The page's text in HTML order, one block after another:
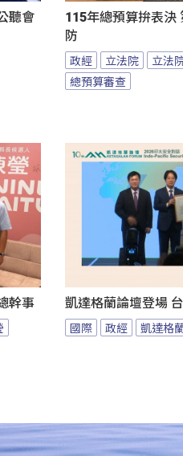
聽會
115年總預算拚表決
防
政經 立法院
立法
總預算審查
幹事 凱達格蘭論壇登場
國際 政經 凱達格